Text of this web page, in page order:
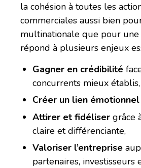
la cohésion à toutes les
commerciales aussi bien
multinationale que pour une
répond à plusieurs enjeux
Gagner en crédibilité
concurrents mieux établis,
Créer un lien émotionnel
Attirer et fidéliser grâce
claire et différenciante,
Valoriser l’entreprise
partenaires, investisseurs